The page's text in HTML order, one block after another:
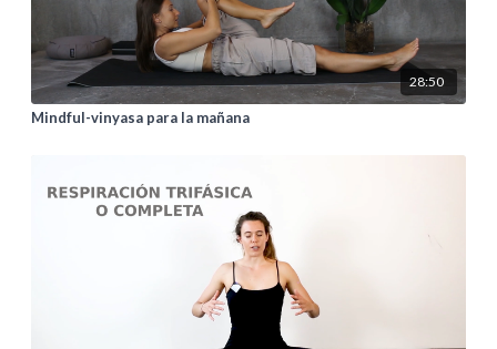
28:50
Mindful-vinyasa para la mañana